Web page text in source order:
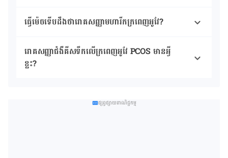
ធ្វើ​ម៉េចទើប​ដឹង​ថារោគសញ្ញាមហារីកក្រពេញអូវែ?
រោគសញ្ញាជំងឺគីសទឹកលើក្រពេញអូវែ PCOS មានអ្វី
ខ្លះ?
ផ្សព្វផ្សាយពាណិជ្ជកម្ម